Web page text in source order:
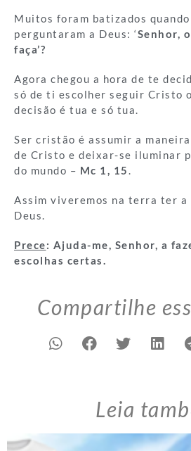
Muitos foram batizados
perguntaram a Deus: ‘Senhor,
faça’?
Agora chegou a hora de te
só de ti escolher seguir Cristo
decisão é tua e só tua.
Ser cristão é assumir a
de Cristo e deixar-se iluminar
do mundo – Mc 1, 15.
Assim viveremos na terra ter a
Deus.
Prece: Ajuda-me, Senhor, a
escolhas certas.
Compartilhe
Leia